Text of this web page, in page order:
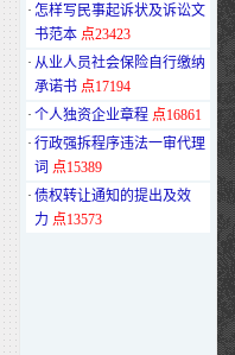
· 怎样写民事起诉状及诉讼文
书范本 点23423
· 从业人员社会保险自行缴纳
承诺书 点17194
· 个人独资企业章程 点16861
· 行政强拆程序违法一审代理
词 点15389
· 债权转让通知的提出及效
力 点13573